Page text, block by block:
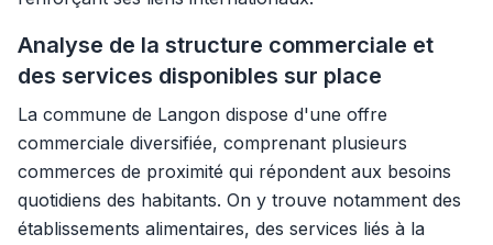
Analyse de la structure commerciale et
des services disponibles sur place
La commune de Langon dispose d'une offre
commerciale diversifiée, comprenant plusieurs
commerces de proximité qui répondent aux besoins
quotidiens des habitants. On y trouve notamment des
établissements alimentaires, des services liés à la